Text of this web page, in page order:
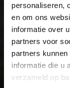
personaliseren,
en om ons
informatie over
partners voor
partners
informatie die u
verzameld op